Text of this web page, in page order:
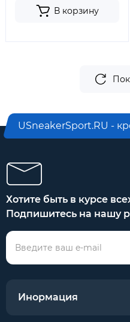
В корзину
USneakerSport.RU -
Хотите быть в курсе
Подпишитесь на нашу
Инормация